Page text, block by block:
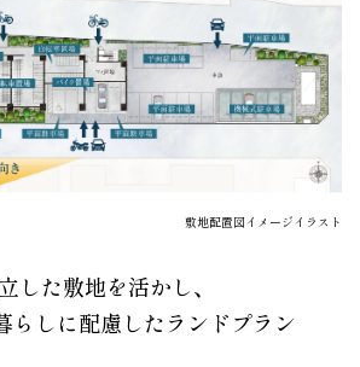
敷地配置図イメージイラスト
した敷地を活かし、
らしに配慮したランドプラン